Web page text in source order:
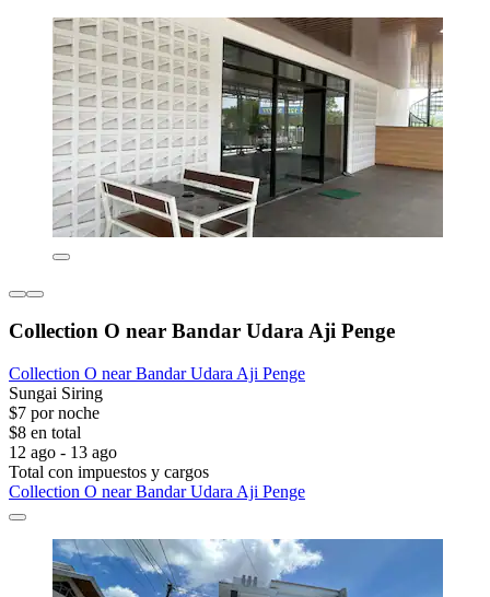
Collection O near Bandar Udara Aji Penge
Collection O near Bandar Udara Aji Penge
Sungai Siring
$7 por noche
$8 en total
12 ago - 13 ago
Total con impuestos y cargos
Collection O near Bandar Udara Aji Penge